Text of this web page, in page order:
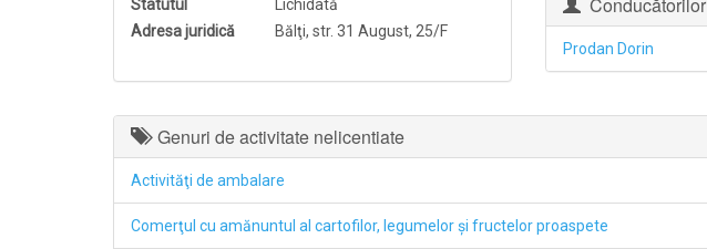
Statutul
Lichidată
Adresa juridică
Bălţi, str. 31 August, 25/F
Prodan Dorin
Genuri de activitate nelicentiate
Activităţi de ambalare
Comerţul cu amănuntul al cartofilor, legumelor şi fructelor proaspete